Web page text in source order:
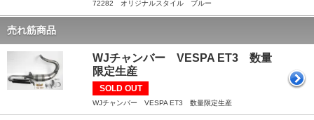
72282 オリジナルスタイル ブルー
売れ筋商品
WJチャンバー VESPA ET3 数量
限定生産
SOLD OUT
WJチャンバー VESPA ET3 数量限定生産